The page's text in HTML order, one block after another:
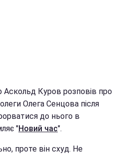
Аскольд Куров розповів про
Олега Сенцова після
до нього в
"Новий час".
проте він схуд. Не